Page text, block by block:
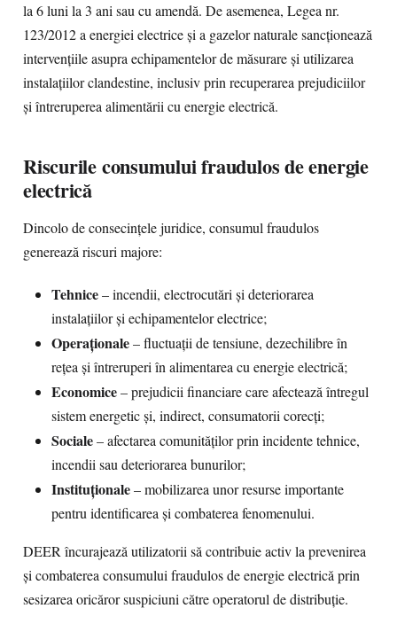
la 6 luni la 3 ani sau cu amendă. De asemenea, Legea nr.
123/2012 a energiei electrice și a gazelor naturale sancționează
intervențiile asupra echipamentelor de măsurare și utilizarea
instalațiilor clandestine, inclusiv prin recuperarea prejudiciilor
și întreruperea alimentării cu energie electrică.
Riscurile consumului fraudulos de energie
electrică
Dincolo de consecințele juridice, consumul fraudulos
generează riscuri majore:
Tehnice– incendii, electrocutări și deteriorarea
instalațiilor și echipamentelor electrice;
Operaționale– fluctuații de tensiune, dezechilibre în
rețea și întreruperi în alimentarea cu energie electrică;
Economice– prejudicii financiare care afectează întregul
sistem energetic și, indirect, consumatorii corecți;
Sociale– afectarea comunităților prin incidente tehnice,
incendii sau deteriorarea bunurilor;
Instituționale– mobilizarea unor resurse importante
pentru identificarea și combaterea fenomenului.
DEER încurajează utilizatorii să contribuie activ la prevenirea
și combaterea consumului fraudulos de energie electrică prin
sesizarea oricăror suspiciuni către operatorul de distribuție.